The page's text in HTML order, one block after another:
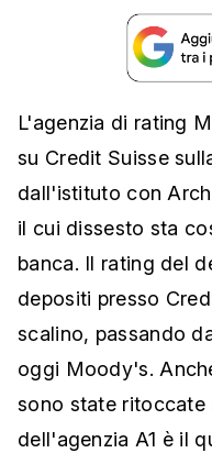
L'agenzia di rating
su Credit Suisse
dall'istituto con
il cui dissesto sta
banca. Il rating del
depositi presso
scalino, passando
oggi Moody's.
sono state ritoccate
dell'agenzia A1 è il